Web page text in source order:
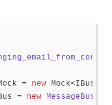
= new Mock<IBus
= new MessageBus